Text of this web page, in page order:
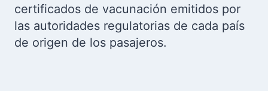
certificados de vacunación emitidos por
las autoridades regulatorias de cada país
de origen de los pasajeros.